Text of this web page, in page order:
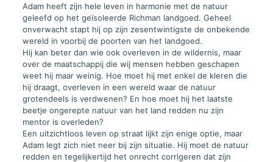
Adam heeft zijn hele leven in harmonie met de natuur
geleefd op het geïsoleerde Richman landgoed. Geheel
onverwacht stapt hij op zijn zesentwintigste de onbekende
wereld in voorbij de poorten van het landgoed.
Hij kan beter dan wie ook overleven in de wildernis, maar
over de maatschappij die wij mensen hebben geschapen
weet hij maar weinig. Hoe moet hij met enkel de kleren die
hij draagt, overleven in een wereld waar de natuur
grotendeels is verdwenen? En hoe moet hij het laatste
beetje ongerepte natuur van het land redden nu zijn
mentor is overleden?
Een uitzichtloos leven op straat lijkt zijn enige optie, maar
Adam legt zich niet neer bij zijn situatie. Hij moet de natuur
redden en tegelijkertijd het onrecht corrigeren dat zijn